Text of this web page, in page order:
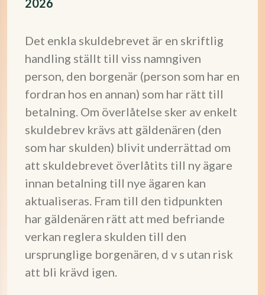
2026
Det enkla skuldebrevet är en skriftlig
handling ställt till viss namngiven
person, den borgenär (person som har en
fordran hos en annan) som har rätt till
betalning. Om överlåtelse sker av enkelt
skuldebrev krävs att gäldenären (den
som har skulden) blivit underrättad om
att skuldebrevet överlåtits till ny ägare
innan betalning till nye ägaren kan
aktualiseras. Fram till den tidpunkten
har gäldenären rätt att med befriande
verkan reglera skulden till den
ursprunglige borgenären, d v s utan risk
att bli krävd igen.